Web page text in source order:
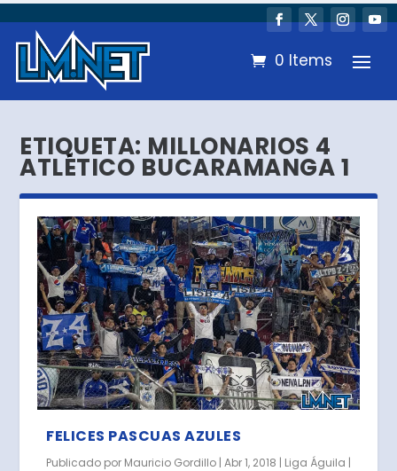
0 Items
ETIQUETA: MILLONARIOS 4
ATLÉTICO BUCARAMANGA 1
FELICES PASCUAS AZULES
Publicado por Mauricio Gordillo |Abr 1, 2018 | Liga Águila |